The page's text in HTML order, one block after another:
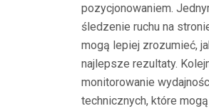
pozycjonowaniem.
śledzenie ruchu na
mogą lepiej zrozumieć,
najlepsze rezultaty.
monitorowanie
technicznych, które